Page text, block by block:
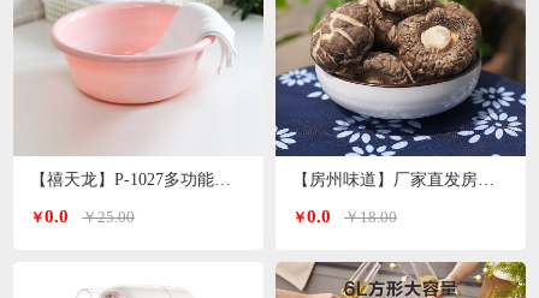
￥0.0 ￥25.00 ￥0.0 ￥18.00